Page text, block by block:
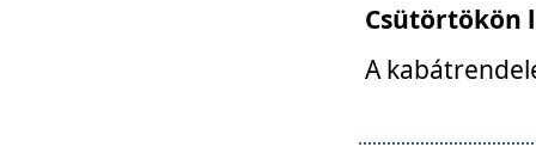
Csütörtökön
A